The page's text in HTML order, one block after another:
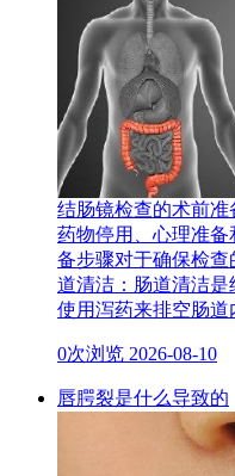
结肠镜检查的术前准
药物停用、心理准
备步骤对于确保检
道清洁：肠道清洁
使用泻药来排空肠道
0次浏览 2026-08-10
唇腭裂是什么导致的